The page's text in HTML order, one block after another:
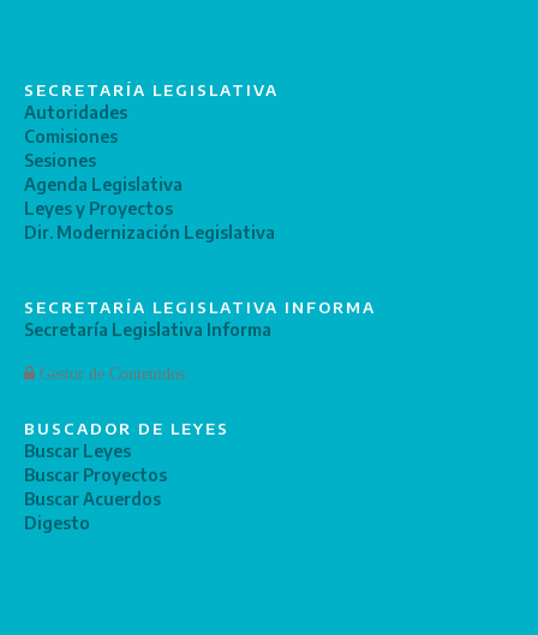
SECRETARÍA LEGISLATIVA
Autoridades
Comisiones
Sesiones
Agenda Legislativa
Leyes y Proyectos
Dir. Modernización Legislativa
SECRETARÍA LEGISLATIVA INFORMA
Secretaría Legislativa Informa
Gestor de Contenidos
BUSCADOR DE LEYES
Buscar Leyes
Buscar Proyectos
Buscar Acuerdos
Digesto